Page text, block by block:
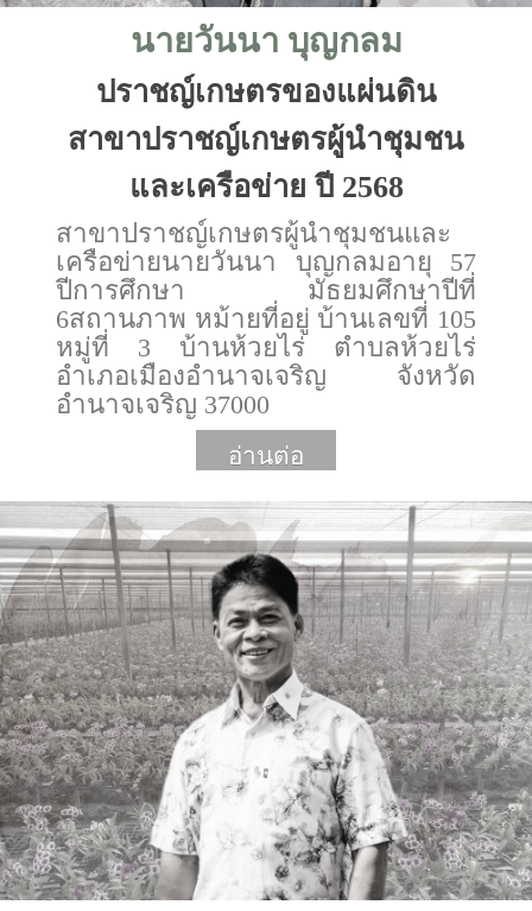
นายวันนา บุญกลม
ปราชญ์เกษตรของแผ่นดิน
สาขาปราชญ์เกษตรผู้นำชุมชน
และเครือข่าย ปี 2568
สาขาปราชญ์เกษตรผู้นำชุมชนและ
เครือข่ายนายวันนา บุญกลมอายุ 57
ปีการศึกษา มัธยมศึกษาปีที่
6สถานภาพ หม้ายที่อยู่ บ้านเลขที่ 105
หมู่ที่ 3 บ้านห้วยไร่ ตำบลห้วยไร่
อำเภอเมืองอำนาจเจริญ จังหวัด
อำนาจเจริญ 37000
อ่านต่อ
More